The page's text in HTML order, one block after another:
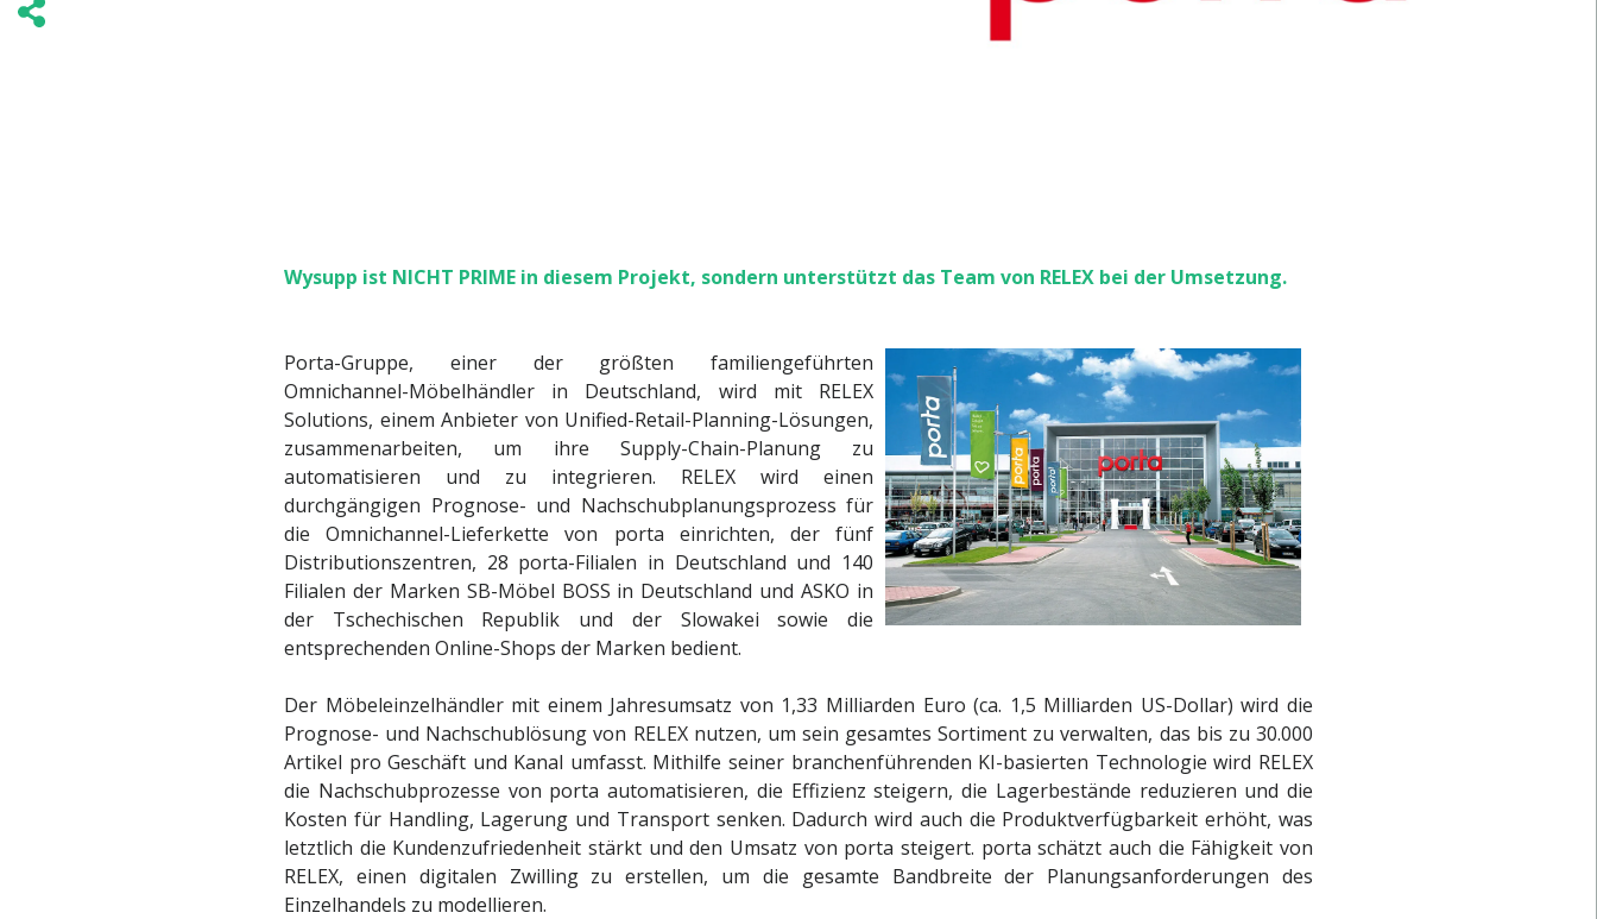
Wysupp ist NICHT PRIME in diesem Projekt, sondern unterstützt das Team von RELEX bei der Umsetzung.
Porta-Gruppe, einer der größten familiengeführten
Omnichannel-Möbelhändler in Deutschland, wird mit RELEX
Solutions, einem Anbieter von Unified-Retail-Planning-Lösungen,
zusammenarbeiten, um ihre Supply-Chain-Planung zu
automatisieren und zu integrieren. RELEX wird einen
durchgängigen Prognose- und Nachschubplanungsprozess für
die Omnichannel-Lieferkette von porta einrichten, der fünf
Distributionszentren, 28 porta-Filialen in Deutschland und 140
Filialen der Marken SB-Möbel BOSS in Deutschland und ASKO in
der Tschechischen Republik und der Slowakei sowie die
entsprechenden Online-Shops der Marken bedient.
Der Möbeleinzelhändler mit einem Jahresumsatz von 1,33 Milliarden Euro (ca. 1,5 Milliarden US-Dollar) wird die
Prognose- und Nachschublösung von RELEX nutzen, um sein gesamtes Sortiment zu verwalten, das bis zu 30.000
Artikel pro Geschäft und Kanal umfasst. Mithilfe seiner branchenführenden KI-basierten Technologie wird RELEX
die Nachschubprozesse von porta automatisieren, die Effizienz steigern, die Lagerbestände reduzieren und die
Kosten für Handling, Lagerung und Transport senken. Dadurch wird auch die Produktverfügbarkeit erhöht, was
letztlich die Kundenzufriedenheit stärkt und den Umsatz von porta steigert. porta schätzt auch die Fähigkeit von
RELEX, einen digitalen Zwilling zu erstellen, um die gesamte Bandbreite der Planungsanforderungen des
Einzelhandels zu modellieren.